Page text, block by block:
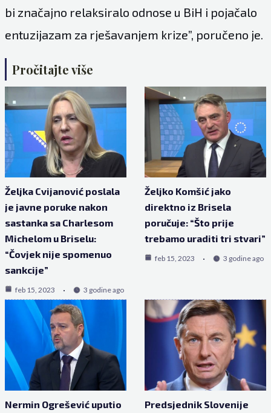
bi značajno relaksiralo odnose u BiH i pojačalo
entuzijazam za rješavanjem krize”, poručeno je.
Pročitajte više
Željka Cvijanović poslala
je javne poruke nakon
sastanka sa Charlesom
Michelom u Briselu:
“Čovjek nije spomenuo
sankcije”
feb 15, 2023 3 godine ago
Željko Komšić jako
direktno iz Brisela
poručuje: “Što prije
trebamo uraditi tri stvari”
feb 15, 2023 3 godine ago
Nermin Ogrešević uputio
Predsjednik Slovenije